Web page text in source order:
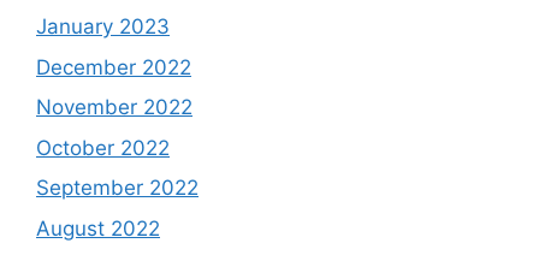
January 2023
December 2022
November 2022
October 2022
September 2022
August 2022